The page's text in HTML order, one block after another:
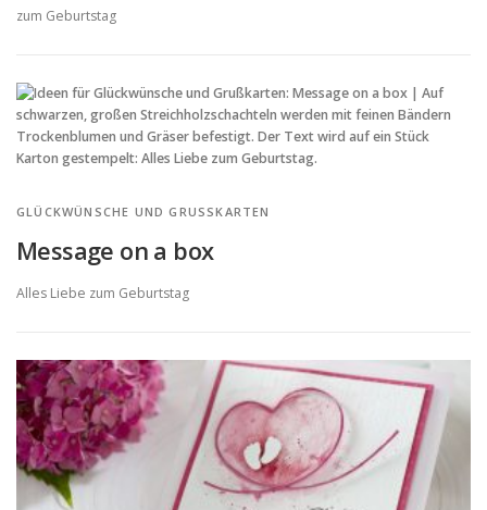
zum Geburtstag
GLÜCKWÜNSCHE UND GRUSSKARTEN
Message on a box
Alles Liebe zum Geburtstag